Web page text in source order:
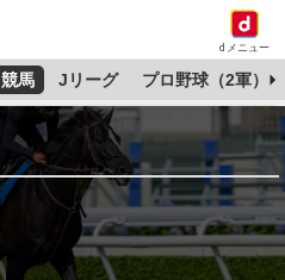
dメニュー
競馬 Jリーグ プロ野球（2軍）